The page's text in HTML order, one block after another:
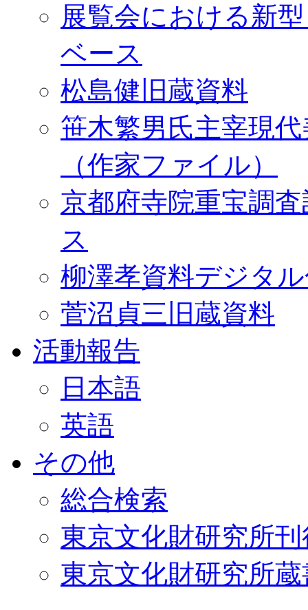
展覧会における新
ベース
松島健旧蔵資料
笹木繁男氏主宰現
（作家ファイル）
京都府寺院重宝調
ス
柳澤孝資料デジタ
菅沼貞三旧蔵資料
活動報告
日本語
英語
その他
総合検索
東京文化財研究所
東京文化財研究所